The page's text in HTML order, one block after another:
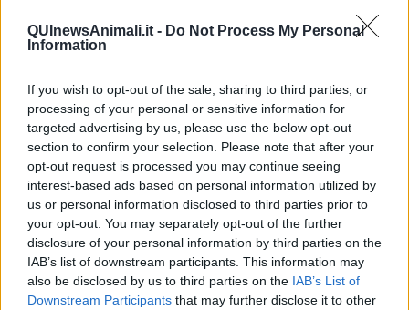
QUInewsAnimali.it - Do Not Process My Personal
Information
If you wish to opt-out of the sale, sharing to third parties, or
processing of your personal or sensitive information for
targeted advertising by us, please use the below opt-out
section to confirm your selection. Please note that after your
opt-out request is processed you may continue seeing
interest-based ads based on personal information utilized by
us or personal information disclosed to third parties prior to
your opt-out. You may separately opt-out of the further
disclosure of your personal information by third parties on the
IAB’s list of downstream participants. This information may
also be disclosed by us to third parties on the IAB’s List of
Downstream Participants that may further disclose it to other
​Prendiamoci un pò meno sul serio
​L’anno che verrà
​Come un elefante in soggiorno
​Abbiamo perso tutti
E se le cose non vanno come vorresti?
​Chi sono i genitori elicottero
Come è davvero la terapia
Quando il diritto alla disconnessione non viene accolto
​L’importanza della comunicazione in famiglia
​Il diritto ad essere disconnessi
​Il pensiero dicotomico e la salute mentale
​Consigli di lettura per genitori e non solo
​La Clownterapia
​Differenze tra persone frustrate e non
L’invisibile fatica mentale